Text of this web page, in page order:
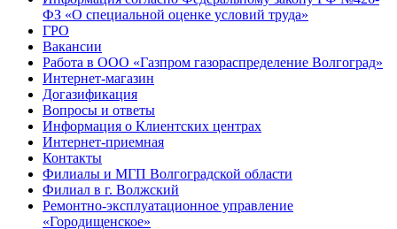
ФЗ «О специальной оценке условий труда»
ГРО
Вакансии
Работа в ООО «Газпром газораспределение Волгоград»
Интернет-магазин
Догазификация
Вопросы и ответы
Информация о Клиентских центрах
Интернет-приемная
Контакты
Филиалы и МГП Волгоградской области
Филиал в г. Волжский
Ремонтно-эксплуатационное управление
«Городищенское»